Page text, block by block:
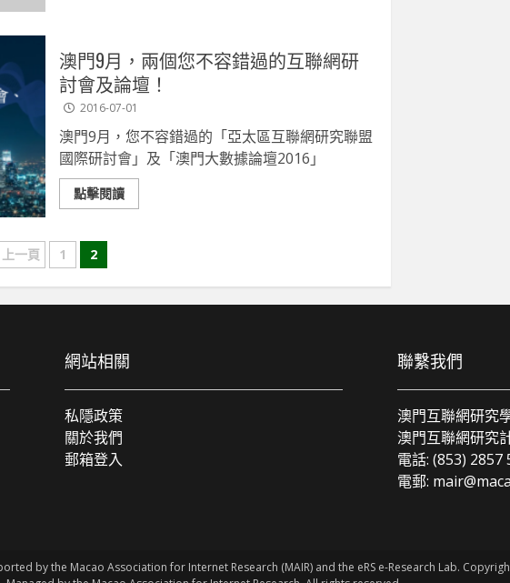
澳門9月，兩個您不容錯過的互聯網研
討會及論壇！
2016-07-01
澳門9月，您不容錯過的「亞太區互聯網研究聯盟
國際研討會」及「澳門大數據論壇2016」
點擊閱讀
上一頁 1 2
網站相關
私隱政策
關於我們
郵箱登入
聯繫我們
澳門互聯網研究
澳門互聯網研究
電話: (853) 2857
電郵:
by the Macao Association for Internet Research (MAIR) and the eRS e-Research Lab.